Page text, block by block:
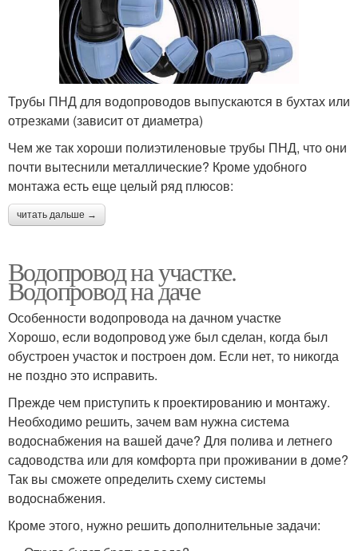
Трубы ПНД для водопроводов выпускаются в бухтах или
отрезками (зависит от диаметра)
Чем же так хороши полиэтиленовые трубы ПНД, что они
почти вытеснили металлические? Кроме удобного
монтажа есть еще целый ряд плюсов:
читать дальше →
Водопровод на участке.
Водопровод на даче
Особенности водопровода на дачном участке
Хорошо, если водопровод уже был сделан, когда был
обустроен участок и построен дом. Если нет, то никогда
не поздно это исправить.
Прежде чем приступить к проектированию и монтажу.
Необходимо решить, зачем вам нужна система
водоснабжения на вашей даче? Для полива и летнего
садоводства или для комфорта при проживании в доме?
Так вы сможете определить схему системы
водоснабжения.
Кроме этого, нужно решить дополнительные задачи: